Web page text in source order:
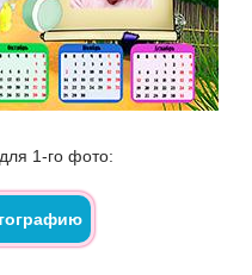
1-го фото: